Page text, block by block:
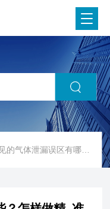
体泄漏误区有哪些？怎样做精_准检测